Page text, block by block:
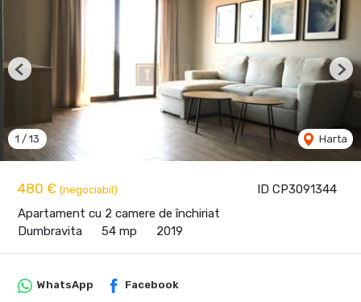
ID CP3091344
480 € (negociabil)
Apartament cu 2 camere de închiriat
Dumbravita
54 mp 2019
1 / 13 Harta
Previous
WhatsApp Facebook